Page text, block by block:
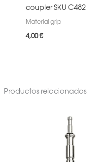
coupler SKU C482
Material grip
4,00€
Productos relacionados